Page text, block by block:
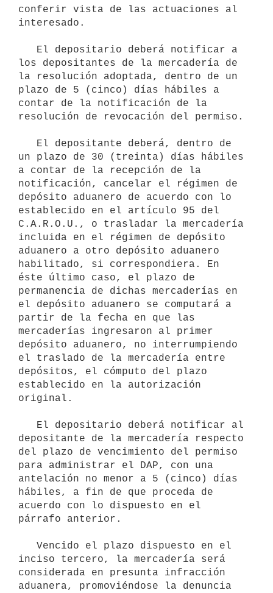
conferir vista de las actuaciones al
interesado.
los depositantes de la mercadería de
la resolución adoptada, dentro de un
plazo de 5 (cinco) días hábiles a
contar de la notificación de la
resolución de revocación del permiso.
un plazo de 30 (treinta) días hábiles
a contar de la recepción de la
notificación, cancelar el régimen de
depósito aduanero de acuerdo con lo
establecido en el artículo 95 del
C.A.R.O.U., o trasladar la mercadería
incluida en el régimen de depósito
aduanero a otro depósito aduanero
habilitado, si correspondiera. En
éste último caso, el plazo de
permanencia de dichas mercaderías en
el depósito aduanero se computará a
partir de la fecha en que las
mercaderías ingresaron al primer
depósito aduanero, no interrumpiendo
el traslado de la mercadería entre
depósitos, el cómputo del plazo
establecido en la autorización
original.
depositante de la mercadería respecto
del plazo de vencimiento del permiso
para administrar el DAP, con una
antelación no menor a 5 (cinco) días
hábiles, a fin de que proceda de
acuerdo con lo dispuesto en el
párrafo anterior.
inciso tercero, la mercadería será
considerada en presunta infracción
aduanera, promoviéndose la denuncia